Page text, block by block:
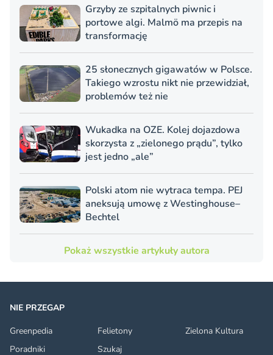
Grzyby ze szpitalnych piwnic i
portowe algi. Malmö ma przepis na
transformację
25 słonecznych gigawatów w Polsce.
Takiego wzrostu nikt nie przewidział,
problemów też nie
Wukadka na OZE. Kolej dojazdowa
skorzysta z „zielonego prądu”, tylko
jest jedno „ale”
Polski atom nie wytraca tempa. PEJ
aneksują umowę z Westinghouse–
Bechtel
Pokaż wszystkie artykuły autora
NIE PRZEGAP
Greenpedia
Felietony
Zielona Kultura
Poradniki
Szukaj